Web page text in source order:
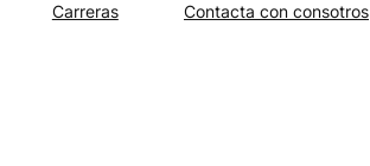
Carreras
Contacta con consotros